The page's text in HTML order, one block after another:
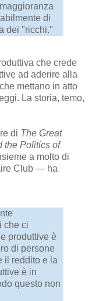
di
dei "ricchi."
che crede
ad aderire alla
mettano in atto
La storia, temo,
di The Great
the Politics of
a molto di
Club — ha
che ci
produttive è
di persone
il reddito e la
è in
questo non